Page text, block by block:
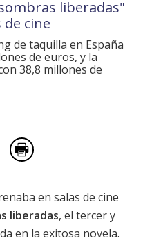
liberadas"
de cine
de taquilla en España
de euros, y la
38,8 millones de
en salas de cine
liberadas, el tercer y
en la exitosa novela.